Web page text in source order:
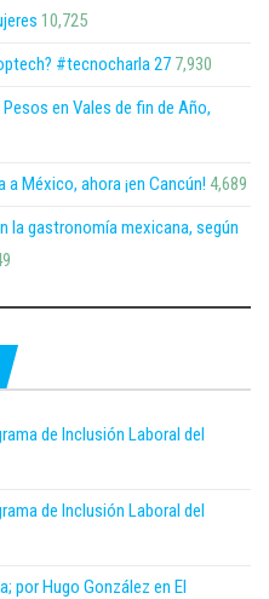
10,725
#tecnocharla 27 7,930
en Vales de fin de Año,
México, ahora ¡en Cancún! 4,689
la gastronomía mexicana, según
de Inclusión Laboral del
de Inclusión Laboral del
por Hugo González en El